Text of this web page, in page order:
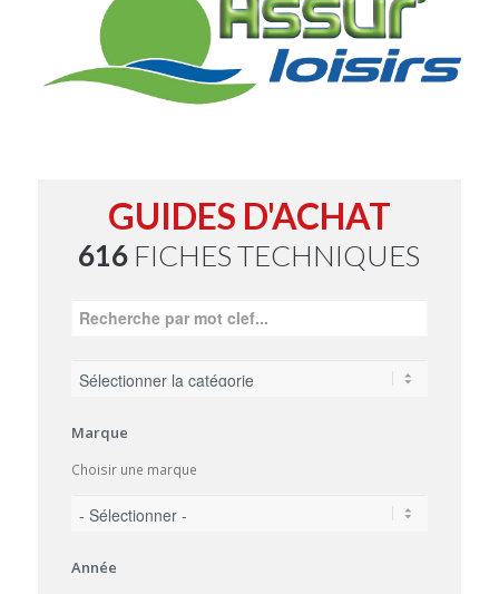
GUIDES D'ACHAT
616 FICHES TECHNIQUES
Marque
Choisir une marque
Année